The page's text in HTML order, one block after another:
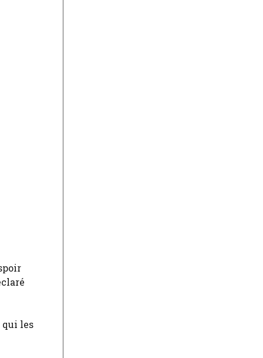
qui les